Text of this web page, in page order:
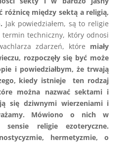
różnicę między sektą a religią,
Jak powiedziałem, są to religie
techniczny, który odnosi
zdarzeń, które miały
rozpoczęły się być może
i powiedziałbym, że trwają
kiedy istnieje ten rodzaj
można nazwać sektami i
się dziwnymi wierzeniami i
Mówiono o nich w
sensie religie ezoteryczne.
hermetyzmie, o